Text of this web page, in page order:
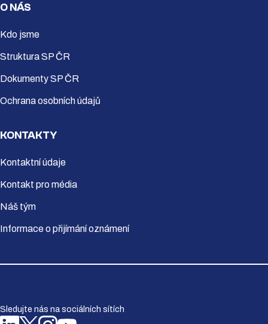
O NÁS
Kdo jsme
Struktura SP ČR
Dokumenty SP ČR
Ochrana osobních údajů
KONTAKTY
Kontaktní údaje
Kontakt pro média
Náš tým
Informace o přijímání oznámení
Sledujte nás na sociálních sítích